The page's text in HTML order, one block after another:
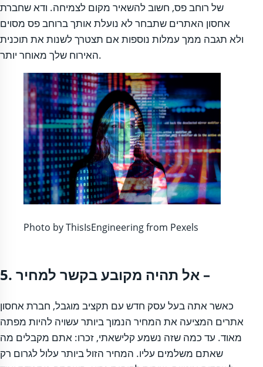
של רוחב פס, חשוב להשאיר מקום לצמיחה. ודא שחברת
אחסון האתרים שתבחר לא נועלת אותך ברוחב פס מסוים
ולא תגבה ממך עמלות נוספות אם תצטרך לשנות את תוכנית
האירוח שלך מאוחר יותר.
Photo by ThisIsEngineering from Pexels
5. אל תהיה מקובע בקשר למחיר –
כאשר אתה בעל עסק חדש עם תקציב מוגבל, חברת אחסון
אתרים המציעה את המחיר הנמוך ביותר עשויה להיות מפתה
מאוד. עד כמה שזה נשמע קלישאתי, זכרו: אתם מקבלים מה
שאתם משלמים עליו. המחיר הזול ביותר עלול לגרום רק